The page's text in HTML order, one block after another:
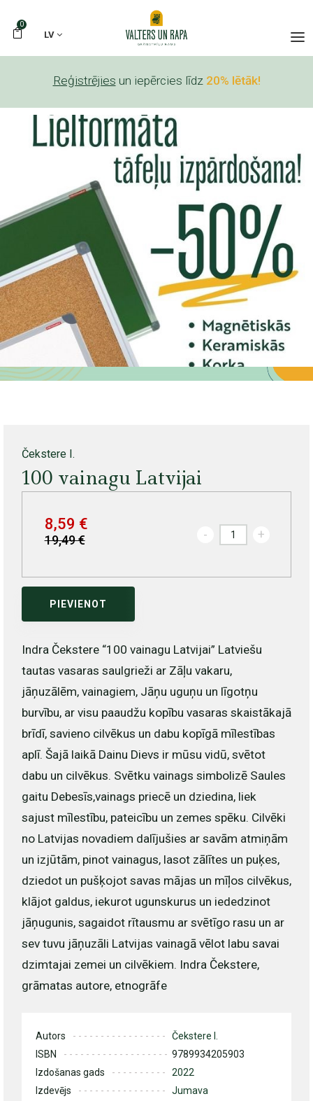
0
LV
Reģistrējies un iepērcies līdz 20% lētāk!
Čekstere I.
100 vainagu Latvijai
19,49 €
8,59 €
- +
PIEVIENOT
Indra Čekstere “100 vainagu Latvijai” Latviešu
tautas vasaras saulgrieži ar Zāļu vakaru,
jāņuzālēm, vainagiem, Jāņu uguņu un līgotņu
burvību, ar visu paaudžu kopību vasaras skaistākajā
brīdī, savieno cilvēkus un dabu kopīgā mīlestības
aplī. Šajā laikā Dainu Dievs ir mūsu vidū, svētot
dabu un cilvēkus. Svētku vainags simbolizē Saules
gaitu Debesīs,vainags priecē un dziedina, liek
sajust mīlestību, pateicību un zemes spēku. Cilvēki
no Latvijas novadiem dalījušies ar savām atmiņām
un izjūtām, pinot vainagus, lasot zālītes un puķes,
dziedot un pušķojot savas mājas un mīļos cilvēkus,
klājot galdus, iekurot ugunskurus un iededzinot
jāņugunis, sagaidot rītausmu ar svētīgo rasu un ar
sev tuvu jāņuzāli Latvijas vainagā vēlot labu savai
dzimtajai zemei un cilvēkiem. Indra Čekstere,
grāmatas autore, etnogrāfe
Autors
Čekstere I.
ISBN
9789934205903
Izdošanas gads
2022
Izdevējs
Jumava